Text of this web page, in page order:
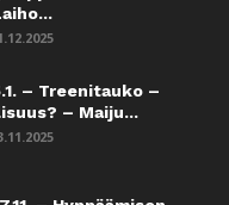
– Treenitauko –
– Maiju...